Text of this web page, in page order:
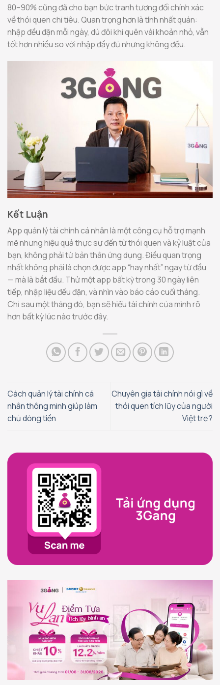
80–90% cũng đã cho bạn bức tranh tương đối chính xác
về thói quen chi tiêu. Quan trọng hơn là tính nhất quán:
nhập đều đặn mỗi ngày, dù đôi khi quên vài khoản nhỏ, vẫn
tốt hơn nhiều so với nhập đầy đủ nhưng không đều.
Kết Luận
App quản lý tài chính cá nhân là một công cụ hỗ trợ mạnh
mẽ nhưng hiệu quả thực sự đến từ thói quen và kỷ luật của
bạn, không phải từ bản thân ứng dụng. Điều quan trọng
nhất không phải là chọn được app “hay nhất” ngay từ đầu
— mà là bắt đầu. Thử một app bất kỳ trong 30 ngày liên
tiếp, nhập liệu đều đặn, và nhìn vào báo cáo cuối tháng.
Chỉ sau một tháng đó, bạn sẽ hiểu tài chính của mình rõ
hơn bất kỳ lúc nào trước đây.
Cách quản lý tài chính cá
nhân thông minh giúp làm
chủ dòng tiền
Chuyên gia tài chính nói gì về
thói quen tích lũy của người
Việt trẻ?